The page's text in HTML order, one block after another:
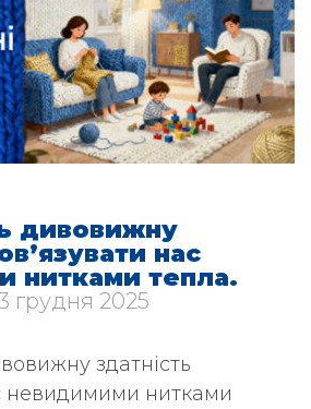
дивовижну
нас
нитками тепла.
грудня 2025
здатність
невидимими нитками